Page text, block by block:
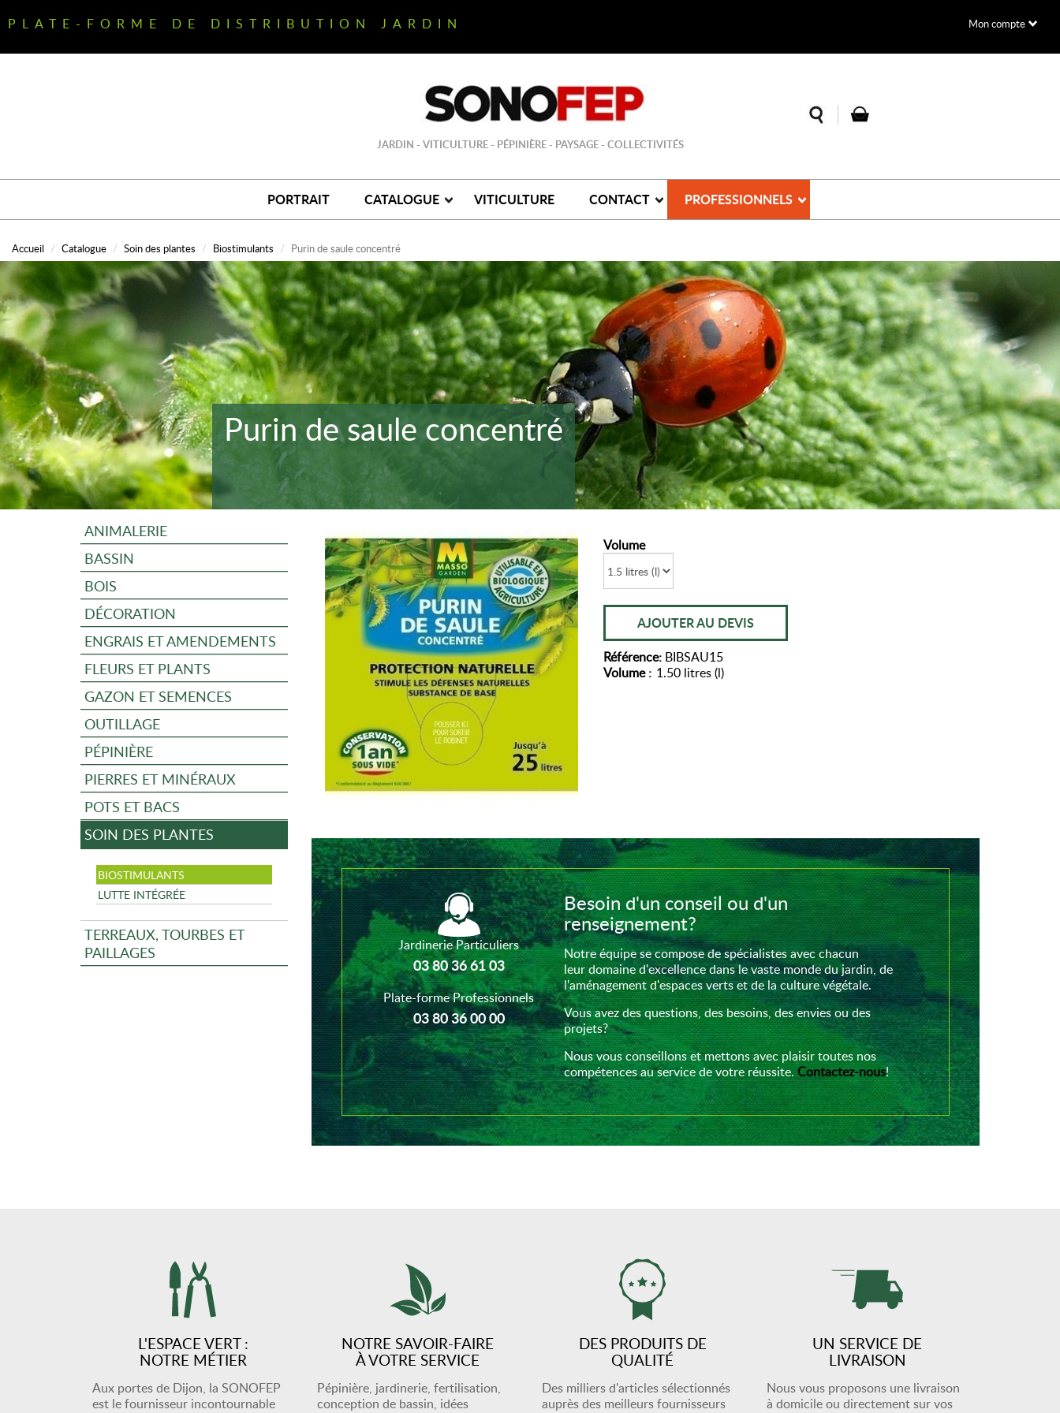
au
principal
PLATE-FORME DE DISTRIBUTION JARDIN Mon compte
JARDIN - VITICULTURE - PÉPINIÈRE - PAYSAGE - COLLECTIVITÉS
PORTRAIT CATALOGUE VITICULTURE CONTACT PROFESSIONNELS
Accueil Catalogue Soin des plantes Biostimulants Purin de saule concentré
Purin de saule concentré
Volume
AJOUTER AU DEVIS
Référence: BIBSAU15
Volume : 1.50 litres (l)
Jardinerie Particuliers
03 80 36 61 03
Plate-forme Professionnels
03 80 36 00 00
Besoin d'un conseil ou d'un
renseignement?
Notre équipe se compose de spécialistes avec chacun
leur domaine d'excellence dans le vaste monde du jardin, de
l'aménagement d'espaces verts et de la culture végétale.
Vous avez des questions, des besoins, des envies ou des
projets?
Nous vous conseillons et mettons avec plaisir toutes nos
compétences au service de votre réussite.Contactez-nous!
ANIMALERIE
BASSIN
BOIS
DÉCORATION
ENGRAIS ET AMENDEMENTS
FLEURS ET PLANTS
GAZON ET SEMENCES
OUTILLAGE
PÉPINIÈRE
PIERRES ET MINÉRAUX
POTS ET BACS
SOIN DES PLANTES
BIOSTIMULANTS
LUTTE INTÉGRÉE
TERREAUX, TOURBES ET
PAILLAGES
L'ESPACE VERT :
NOTRE MÉTIER
Aux portes de Dijon, la SONOFEP
est le fournisseur incontournable
NOTRE SAVOIR-FAIRE
À VOTRE SERVICE
Pépinière, jardinerie, fertilisation,
conception de bassin, idées
DES PRODUITS DE
QUALITÉ
Des milliers d'articles sélectionnés
auprès des meilleurs fournisseurs
UN SERVICE DE
LIVRAISON
Nous vous proposons une livraison
à domicile ou directement sur vos